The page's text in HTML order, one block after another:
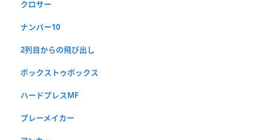
クロサー
ナンバー10
2列目からの飛び出し
ボックストゥボックス
ハードプレスMF
プレーメイカー